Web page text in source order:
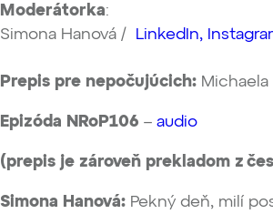
Moderátorka:
Simona Hanová /
LinkedIn,
Prepis pre nepočujúcich:Michaela
Epizóda NRoP106 – audio
(prepis je zároveň prekladom z
Simona Hanová:Pekný deň, milí